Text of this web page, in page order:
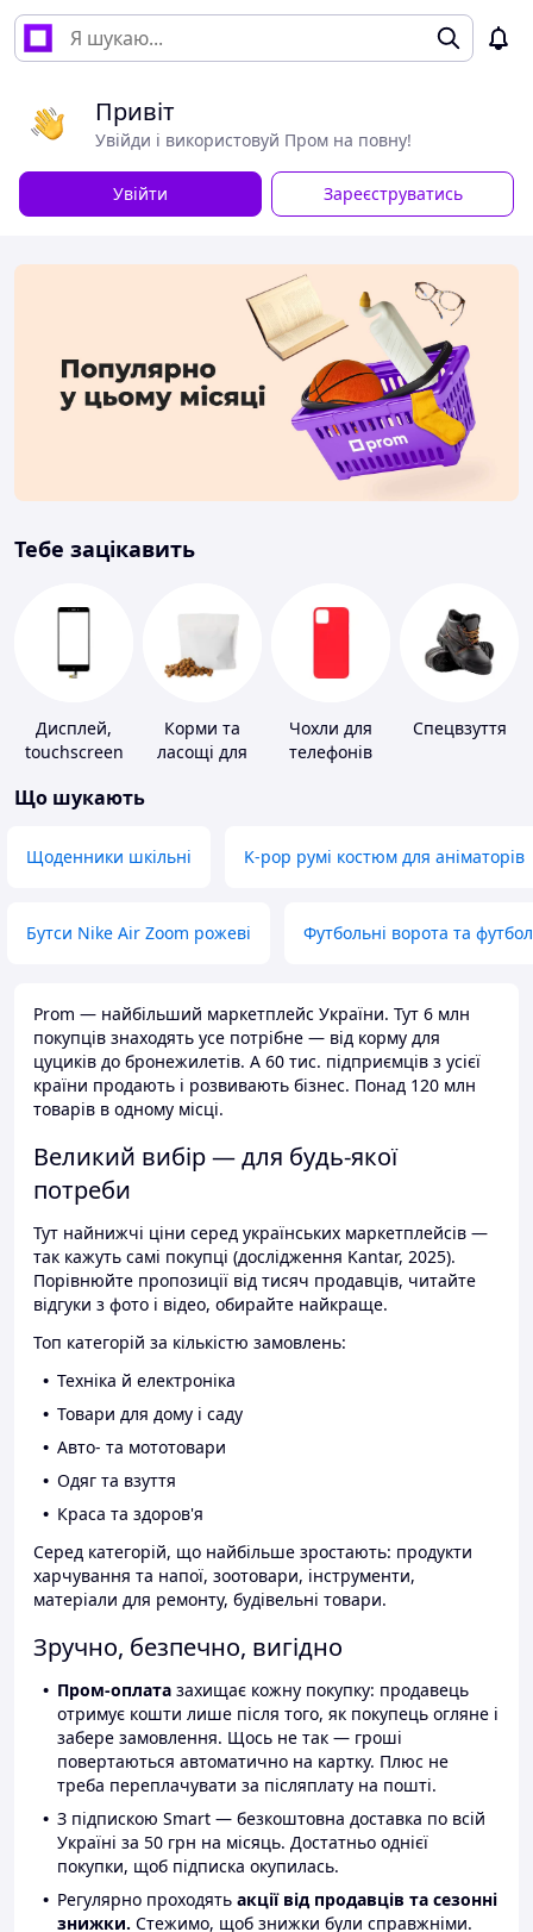
Привіт
Увійди і використовуй Пром на повну!
Увійти Зареєструватись
Тебе зацікавить
Дисплей,
touchscreen
Корми та
ласощі для
Чохли для
телефонів
Спецвзуття
Що шукають
Щоденники шкільні K-pop румі костюм для аніматорів
Бутси Nike Air Zoom рожеві Футбольні ворота та
Prom — найбільший маркетплейс України. Тут 6 млн
покупців знаходять усе потрібне — від корму для
цуциків до бронежилетів. А 60 тис. підприємців з усієї
країни продають і розвивають бізнес. Понад 120 млн
товарів в одному місці.
Великий вибір — для будь-якої
потреби
Тут найнижчі ціни серед українських маркетплейсів —
так кажуть самі покупці (дослідження Kantar, 2025).
Порівнюйте пропозиції від тисяч продавців, читайте
відгуки з фото і відео, обирайте найкраще.
Топ категорій за кількістю замовлень:
Техніка й електроніка
Товари для дому і саду
Авто- та мототовари
Одяг та взуття
Краса та здоров'я
Серед категорій, що найбільше зростають: продукти
харчування та напої, зоотовари, інструменти,
матеріали для ремонту, будівельні товари.
Зручно, безпечно, вигідно
Пром-оплата захищає кожну покупку: продавець
отримує кошти лише після того, як покупець огляне і
забере замовлення. Щось не так — гроші
повертаються автоматично на картку. Плюс не
треба переплачувати за післяплату на пошті.
З підпискою Smart — безкоштовна доставка по всій
Україні за 50 грн на місяць. Достатньо однієї
покупки, щоб підписка окупилась.
Регулярно проходять акції від продавців та сезонні
знижки. Стежимо, щоб знижки були справжніми.